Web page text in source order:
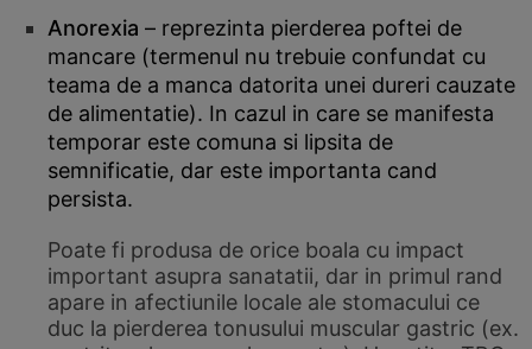
Anorexia – reprezinta pierderea poftei de
mancare (termenul nu trebuie confundat cu
teama de a manca datorita unei dureri cauzate
de alimentatie). In cazul in care se manifesta
temporar este comuna si lipsita de
semnificatie, dar este importanta cand
persista.
Poate fi produsa de orice boala cu impact
important asupra sanatatii, dar in primul rand
apare in afectiunile locale ale stomacului ce
duc la pierderea tonusului muscular gastric (ex.